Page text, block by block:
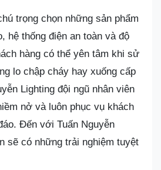
trọng chọn những sản phẩm
hệ thống điện an toàn và độ
hàng có thể yên tâm khi sử
lo chập cháy hay xuống cấp
Lighting đội ngũ nhân viên
nở và luôn phục vụ khách
Đến với Tuấn Nguyễn
sẽ có những trải nghiệm tuyệt